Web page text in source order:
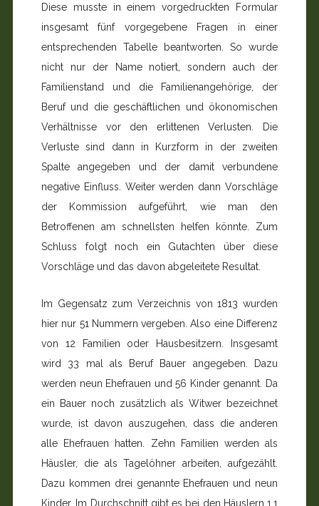
Diese musste in einem vorgedruckten Formular
insgesamt fünf vorgegebene Fragen in einer
entsprechenden Tabelle beantworten. So wurde
nicht nur der Name notiert, sondern auch der
Familienstand und die Familienangehörige, der
Beruf und die geschäftlichen und ökonomischen
Verhältnisse vor den erlittenen Verlusten. Die
Verluste sind dann in Kurzform in der zweiten
Spalte angegeben und der damit verbundene
negative Einfluss. Weiter werden dann Vorschläge
der Kommission aufgeführt, wie man den
Betroffenen am schnellsten helfen könnte. Zum
Schluss folgt noch ein Gutachten über diese
Vorschläge und das davon abgeleitete Resultat.
Im Gegensatz zum Verzeichnis von 1813 wurden
hier nur 51 Nummern vergeben. Also eine Differenz
von 12 Familien oder Hausbesitzern. Insgesamt
wird 33 mal als Beruf Bauer angegeben. Dazu
werden neun Ehefrauen und 56 Kinder genannt. Da
ein Bauer noch zusätzlich als Witwer bezeichnet
wurde, ist davon auszugehen, dass die anderen
alle Ehefrauen hatten. Zehn Familien werden als
Häusler, die als Tagelöhner arbeiten, aufgezählt.
Dazu kommen drei genannte Ehefrauen und neun
Kinder. Im Durchschnitt gibt es bei den Häuslern 1,1